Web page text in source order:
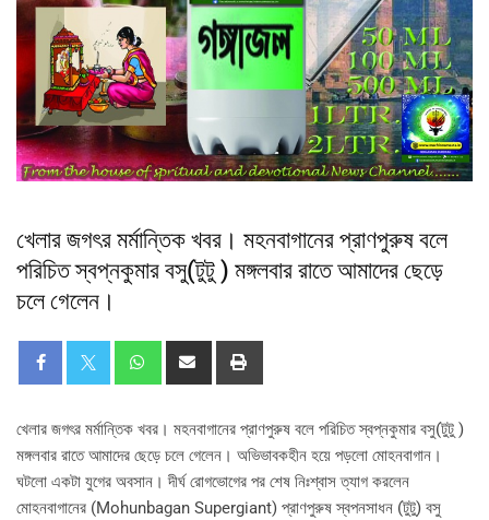
খেলার জগৎর মর্মান্তিক খবর। মহনবাগানের প্রাণপুরুষ বলে
পরিচিত স্বপ্নকুমার বসু(টুটু ) মঙ্গলবার রাতে আমাদের ছেড়ে
চলে গেলেন।
খেলার জগৎর মর্মান্তিক খবর। মহনবাগানের প্রাণপুরুষ বলে পরিচিত স্বপ্নকুমার বসু(টুটু )
মঙ্গলবার রাতে আমাদের ছেড়ে চলে গেলেন। অভিভাবকহীন হয়ে পড়লো মোহনবাগান।
ঘটলো একটা যুগের অবসান। দীর্ঘ রোগভোগের পর শেষ নিঃশ্বাস ত্যাগ করলেন
মোহনবাগানের (Mohunbagan Supergiant) প্রাণপুরুষ স্বপনসাধন (টুটু) বসু